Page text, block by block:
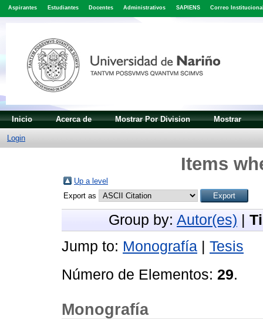
Aspirantes Estudiantes Docentes Administrativos SAPIENS Correo
Inicio Acerca de Mostrar Por Division Mostrar
Login
Items
Up a level
Export as
Group by: Autor(es) |
Jump to: Monografía | Tesis
Número de Elementos: 29.
Monografía